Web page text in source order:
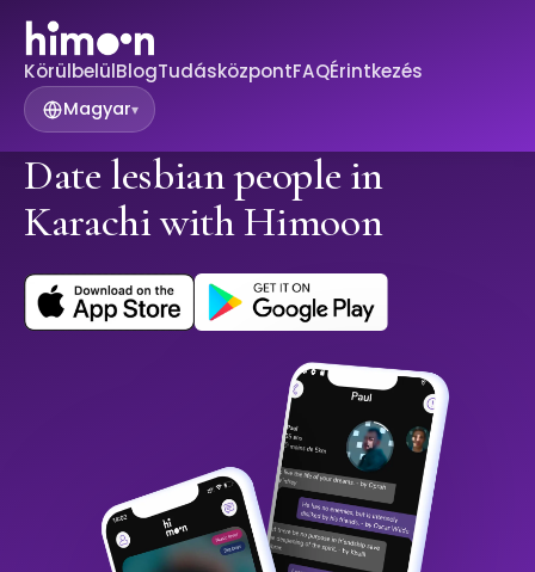
KörülbelülBlogTudásközpontFAQÉrintkezés
Magyar▾
Date lesbian people in
Karachi with Himoon